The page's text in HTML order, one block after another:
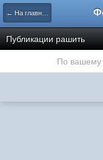
← На главную
Публикации рашить
По вашему